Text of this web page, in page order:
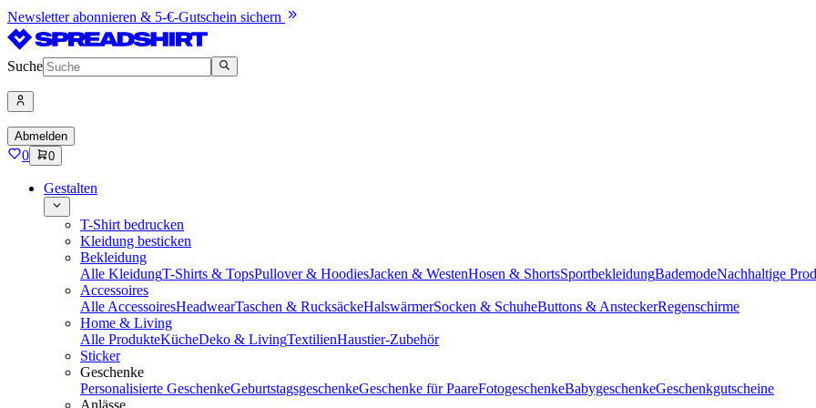
Newsletter abonnieren & 5-€-Gutschein sichern
Suche
Abmelden
0 0
Gestalten
T-Shirt bedrucken
Kleidung besticken
Bekleidung
Alle KleidungT-Shirts & TopsPullover & HoodiesJacken & WestenHosen & ShortsSportbekleidungBademodeNachhaltige
Accessoires
Alle AccessoiresHeadwearTaschen & RucksäckeHalswärmerSocken & SchuheButtons & AnsteckerRegenschirme
Home & Living
Alle ProdukteKücheDeko & LivingTextilienHaustier-Zubehör
Sticker
Geschenke
Personalisierte GeschenkeGeburtstagsgeschenkeGeschenke für PaareFotogeschenkeBabygeschenkeGeschenkgutscheine